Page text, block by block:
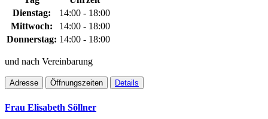
Dienstag:
14:00 - 18:00
Mittwoch:
14:00 - 18:00
Donnerstag: 14:00 - 18:00
und nach Vereinbarung
Adresse Öffnungszeiten Details
Frau Elisabeth Söllner